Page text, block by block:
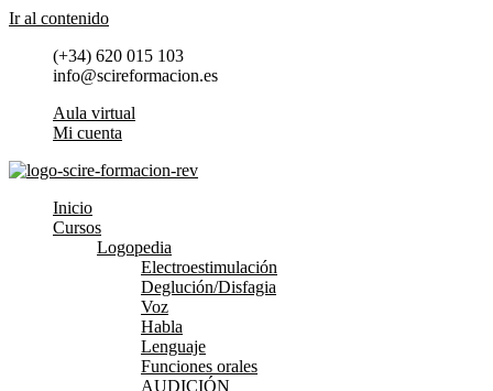
Ir al contenido
(+34) 620 015 103
info@scireformacion.es
Aula virtual
Mi cuenta
Inicio
Cursos
Logopedia
Electroestimulación
Deglución/Disfagia
Voz
Habla
Lenguaje
Funciones orales
AUDICIÓN